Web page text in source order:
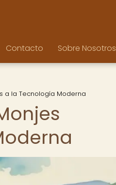
Contacto Sobre Nosotros
a la Tecnología Moderna